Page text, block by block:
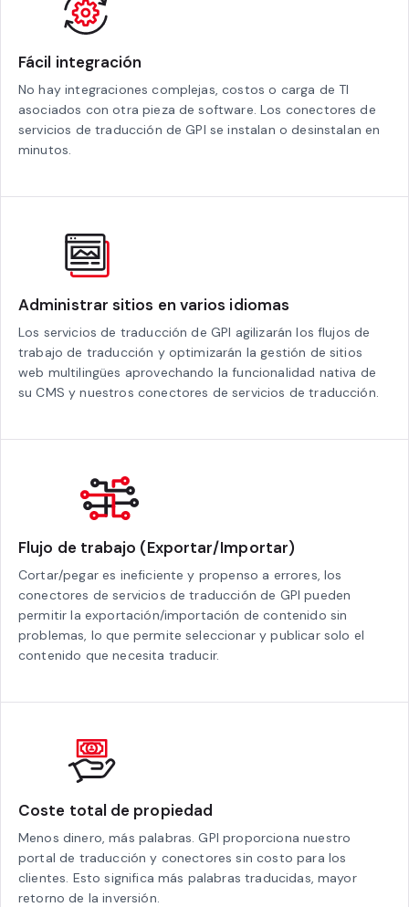
Fácil integración
No hay integraciones complejas, costos o carga de TI
asociados con otra pieza de software. Los conectores de
servicios de traducción de GPI se instalan o desinstalan en
minutos.
Administrar sitios en varios idiomas
Los servicios de traducción de GPI agilizarán los flujos de
trabajo de traducción y optimizarán la gestión de sitios
web multilingües aprovechando la funcionalidad nativa de
su CMS y nuestros conectores de servicios de traducción.
Flujo de trabajo (Exportar/Importar)
Cortar/pegar es ineficiente y propenso a errores, los
conectores de servicios de traducción de GPI pueden
permitir la exportación/importación de contenido sin
problemas, lo que permite seleccionar y publicar solo el
contenido que necesita traducir.
Coste total de propiedad
Menos dinero, más palabras. GPI proporciona nuestro
portal de traducción y conectores sin costo para los
clientes. Esto significa más palabras traducidas, mayor
retorno de la inversión.